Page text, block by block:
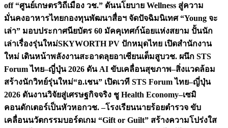
off “ศูนย์เกษตรวิถีเมือง วช.” ดันนโยบาย Wellness สู่ความ
มั่นคงอาหารไทยกองทุนพัฒนาสื่อฯ จัดปัจฉิมนิเทศ “Young จะ
เล่า” มอบประกาศนียบัตร 60 มัคคุเทศก์น้อยแห่งสยาม ปั้นนัก
เล่าเรื่องรุ่นใหม่SKYWORTH PV ปักหมุดไทย เปิดสำนักงาน
ใหม่ เดินหน้าพลังงานสะอาดลุยอาเซียนเต็มสูบวช. ผนึก STS
Forum ไทย–ญี่ปุ่น 2026 ดัน AI ขับเคลื่อนสุขภาพ–สิ่งแวดล้อม
สร้างนักวิทย์รุ่นใหม่“อ.เชน” เปิดเวที STS Forum ไทย–ญี่ปุ่น
2026 ดันงานวิจัยสู่เศรษฐกิจจริง ชู Health Economy–เซมิ
คอนดักเตอร์เป็นหัวหอกวช. –โรงเรียนนายร้อยตำรวจ ขับ
เคลื่อนนวัตกรรมบอร์ดเกม “Gift or Guilt” สร้างความโปร่งใส